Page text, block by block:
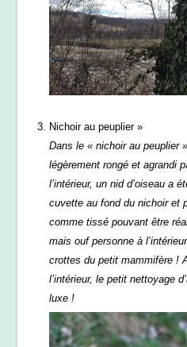
Nichoir au peuplier »
Dans le « nichoir au peuplier
légèrement rongé et agrandi
l’intérieur, un nid d’oiseau a
cuvette au fond du nichoir et
comme tissé pouvant être
mais ouf personne à
crottes du petit mammifère !
l’intérieur, le petit nettoyage
luxe !